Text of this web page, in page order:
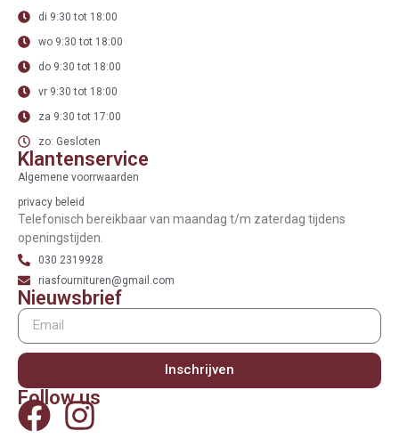
di 9:30 tot 18:00
wo 9:30 tot 18:00
do 9:30 tot 18:00
vr 9:30 tot 18:00
za 9:30 tot 17:00
zo: Gesloten
Klantenservice
Algemene voorrwaarden
privacy beleid
Telefonisch bereikbaar van maandag t/m zaterdag tijdens
openingstijden.
030 2319928
riasfournituren@gmail.com
Nieuwsbrief
Inschrijven
Follow us